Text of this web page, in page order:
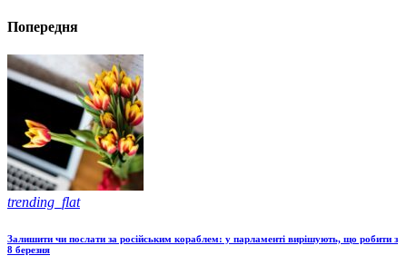
Попередня
trending_flat
Залишити чи послати за російським кораблем: у парламенті вирішують, що робити з
8 березня